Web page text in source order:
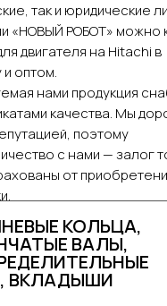
так и юридические
«НОВЫЙ РОБОТ» можно
двигателя на Hitachi в
оптом.
нами продукция
качества. Мы
поэтому
с нами — залог
от
КОЛЬЦА,
ВАЛЫ,
ВКЛАДЫШИ